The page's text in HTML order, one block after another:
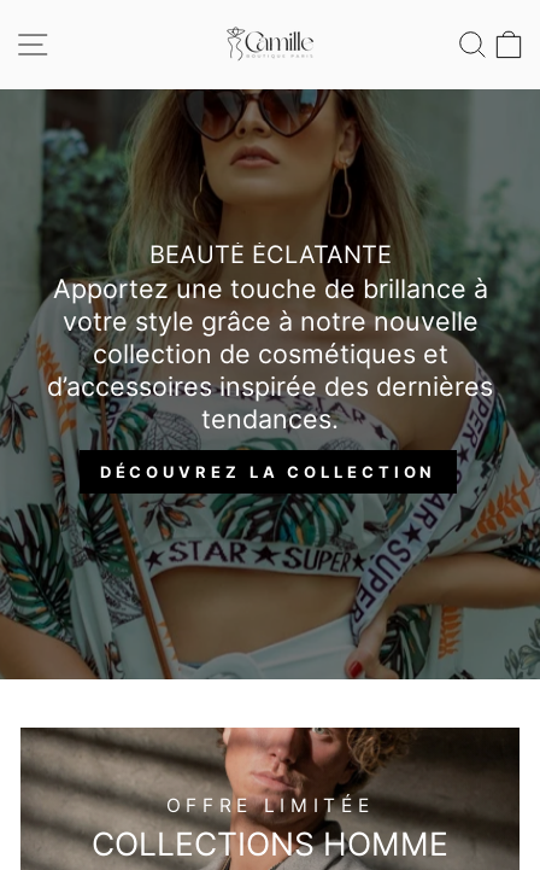
au
contenu
CAMILLE
BEAUTÉ ÉCLATANTE
Apportez une touche de brillance à
votre style grâce à notre nouvelle
collection de cosmétiques et
d’accessoires inspirée des dernières
tendances.
DÉCOUVREZ LA COLLECTION
OFFRE LIMITÉE
COLLECTIONS HOMME